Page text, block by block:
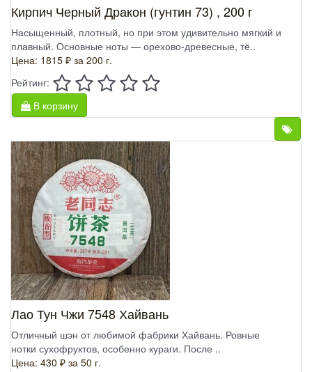
Кирпич Черный Дракон (гунтин 73) , 200 г
Насыщенный, плотный, но при этом удивительно мягкий и
плавный. Основные ноты — орехово-древесные, тё..
Цена: 1815 ₽ за 200 г.
Рейтинг:
В корзину
Лао Тун Чжи 7548 Хайвань
Отличный шэн от любимой фабрики Хайвань. Ровные
нотки сухофруктов, особенно кураги. После ..
Цена: 430 ₽ за 50 г.